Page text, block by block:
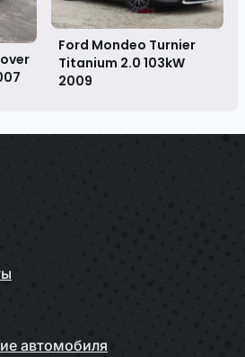
Ford Mondeo Turnier
Titanium 2.0 103kW
2009
автомобиля